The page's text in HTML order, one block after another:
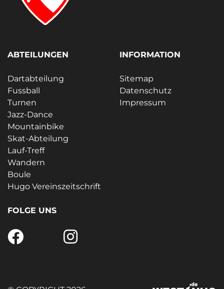
ABTEILUNGEN
Dartabteilung
Fussball
Turnen
Jazz-Dance
Mountainbike
Skat-Abteilung
Lauf-Treff
Wandern
Boule
Hugo Vereinszeitschrift
INFORMATION
Sitemap
Datenschutz
Impressum
FOLGE UNS